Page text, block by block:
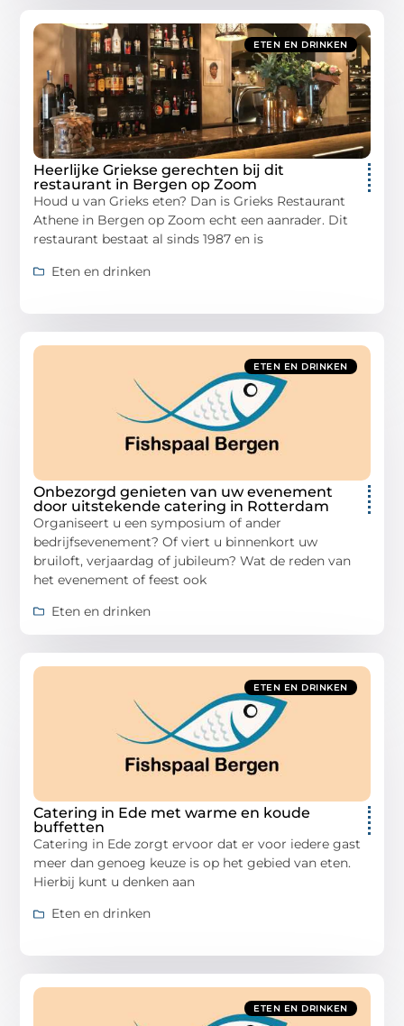
ETEN EN DRINKEN
Heerlijke Griekse gerechten bij dit
restaurant in Bergen op Zoom
Houd u van Grieks eten? Dan is Grieks Restaurant
Athene in Bergen op Zoom echt een aanrader. Dit
restaurant bestaat al sinds 1987 en is
Eten en drinken
ETEN EN DRINKEN
Onbezorgd genieten van uw evenement
door uitstekende catering in Rotterdam
Organiseert u een symposium of ander
bedrijfsevenement? Of viert u binnenkort uw
bruiloft, verjaardag of jubileum? Wat de reden van
het evenement of feest ook
Eten en drinken
ETEN EN DRINKEN
Catering in Ede met warme en koude
buffetten
Catering in Ede zorgt ervoor dat er voor iedere gast
meer dan genoeg keuze is op het gebied van eten.
Hierbij kunt u denken aan
Eten en drinken
ETEN EN DRINKEN